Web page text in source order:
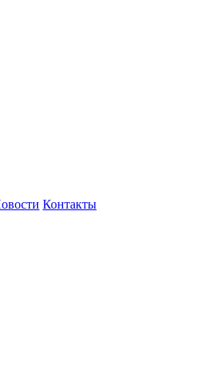
Контакты